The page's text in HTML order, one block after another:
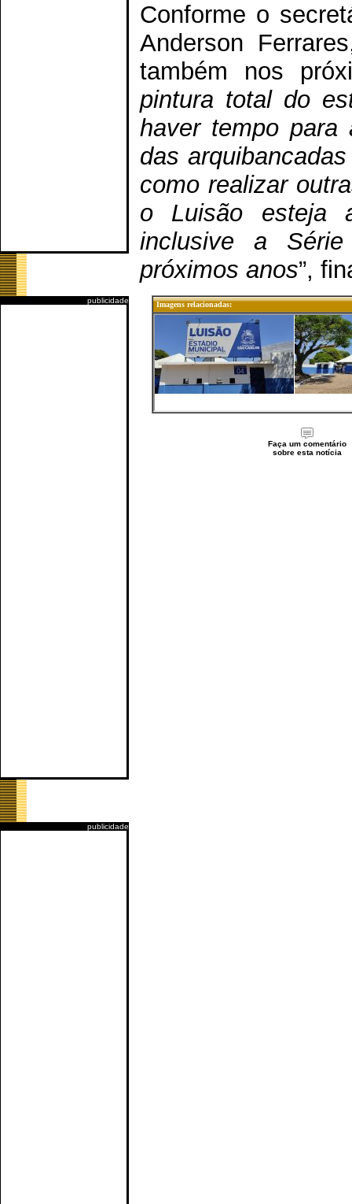
publicidade
publicidade
Conforme o
Anderson
também nos
pintura total do
haver tempo para
das
como realizar
o Luisão esteja
inclusive a
próximos anos”,
Imagens relacionadas:
Faça um comentário
sobre esta notícia